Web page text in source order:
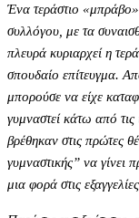
Ένα τεράστιο «μπράβο»
συλλόγου, με τα
πλευρά κυριαρχεί η
σπουδαίο επίτευγμα.
μπορούσε να είχε
γυμναστεί κάτω από τις
βρέθηκαν στις πρώτες
γυμναστικής” να γίνει
μια φορά στις